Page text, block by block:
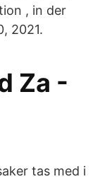
, in der
2021.
Za -
tas med i